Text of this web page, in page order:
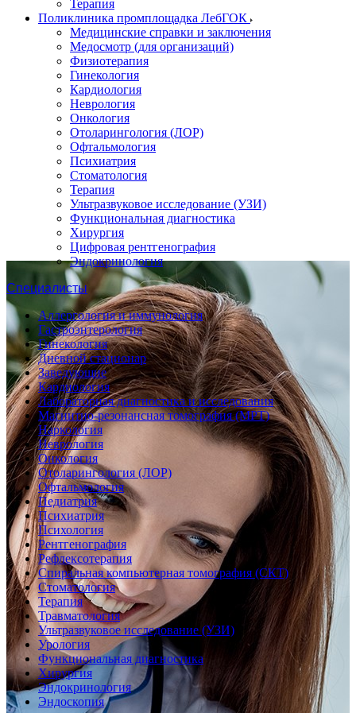
Терапия
Поликлиника промплощадка ЛебГОК
Медицинские справки и заключения
Медосмотр (для организаций)
Физиотерапия
Гинекология
Кардиология
Неврология
Онкология
Отоларингология (ЛОР)
Офтальмология
Психиатрия
Стоматология
Терапия
Ультразвуковое исследование (УЗИ)
Функциональная диагностика
Хирургия
Цифровая рентгенография
Эндокринология
Специалисты
Аллергология и иммунология
Гастроэнтерология
Гинекология
Дневной стационар
Заведующие
Кардиология
Лабораторная диагностика и исследования
Магнитно-резонансная томография (МРТ)
Наркология
Неврология
Онкология
Отоларингология (ЛОР)
Офтальмология
Педиатрия
Психиатрия
Психология
Рентгенография
Рефлексотерапия
Спиральная компьютерная томография (СКТ)
Стоматология
Терапия
Травматология
Ультразвуковое исследование (УЗИ)
Урология
Функциональная диагностика
Хирургия
Эндокринология
Эндоскопия